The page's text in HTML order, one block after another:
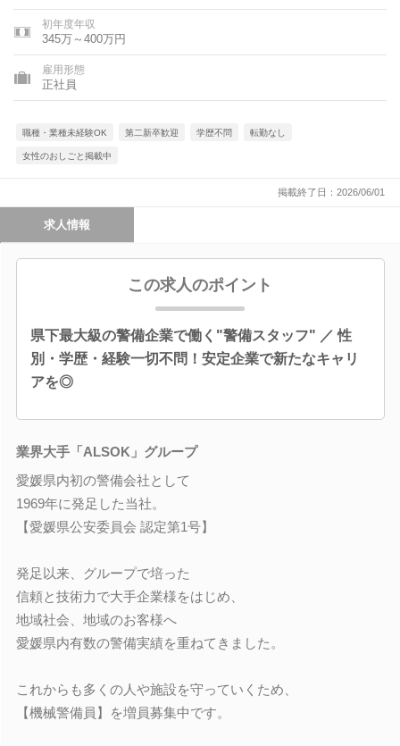
初年度年収
345万～400万円
雇用形態
正社員
職種・業種未経験OK 第二新卒歓迎 学歴不問 転勤なし
女性のおしごと掲載中
掲載終了日：2026/06/01
求人情報
この求人のポイント
県下最大級の警備企業で働く"警備スタッフ" ／ 性
別・学歴・経験一切不問！安定企業で新たなキャリ
アを◎
業界大手「ALSOK」グループ
愛媛県内初の警備会社として
1969年に発足した当社。
【愛媛県公安委員会 認定第1号】
発足以来、グループで培った
信頼と技術力で大手企業様をはじめ、
地域社会、地域のお客様へ
愛媛県内有数の警備実績を重ねてきました。
これからも多くの人や施設を守っていくため、
【機械警備員】を増員募集中です。